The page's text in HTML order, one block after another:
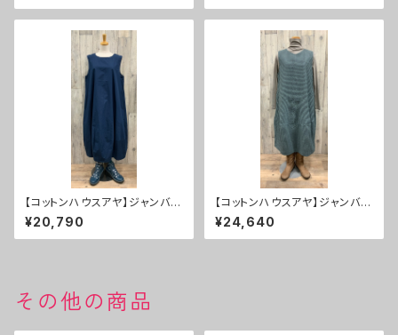
【コットンハウスアヤ】ジャンバー
スカート３０％ＯＦＦ
¥20,790
【コットンハウスアヤ】ジャンバー
スカート ３０％ＯＦＦ
¥24,640
その他の商品